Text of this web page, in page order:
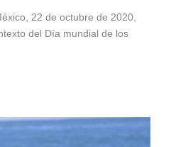
22 de octubre de 2020,
del Día mundial de los